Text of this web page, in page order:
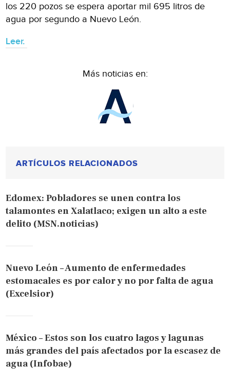
los 220 pozos se espera aportar mil 695 litros de
agua por segundo a Nuevo León.
Leer.
Más noticias en:
ARTÍCULOS RELACIONADOS
Edomex: Pobladores se unen contra los
talamontes en Xalatlaco; exigen un alto a este
delito (MSN.noticias)
Nuevo León – Aumento de enfermedades
estomacales es por calor y no por falta de agua
(Excelsior)
México – Estos son los cuatro lagos y lagunas
más grandes del país afectados por la escasez de
agua (Infobae)